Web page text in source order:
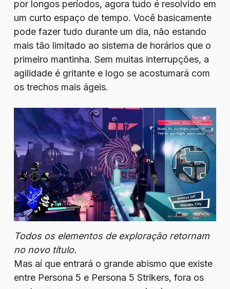
por longos períodos, agora tudo é resolvido em
um curto espaço de tempo. Você basicamente
pode fazer tudo durante um dia, não estando
mais tão limitado ao sistema de horários que o
primeiro mantinha. Sem muitas interrupções, a
agilidade é gritante e logo se acostumará com
os trechos mais ágeis.
Todos os elementos de exploração retornam
no novo título.
Mas aí que entrará o grande abismo que existe
entre Persona 5 e Persona 5 Strikers, fora os